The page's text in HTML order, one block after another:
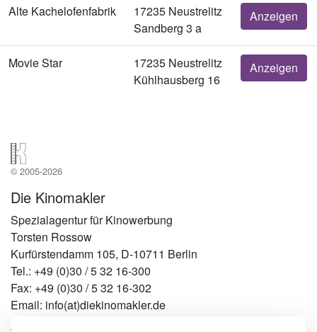
Alte Kachelofenfabrik
17235 Neustrelitz
Sandberg 3 a
Anzeigen
Movie Star
17235 Neustrelitz
Kühlhausberg 16
Anzeigen
© 2005-2026
Die Kinomakler
Spezialagentur für Kinowerbung
Torsten Rossow
Kurfürstendamm 105, D-10711 Berlin
Tel.: +49 (0)30 / 5 32 16-300
Fax: +49 (0)30 / 5 32 16-302
Email: info(at)diekinomakler.de